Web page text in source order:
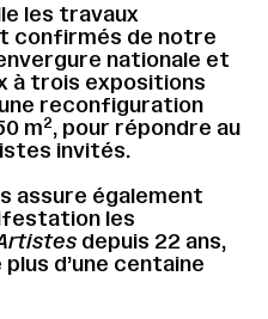
les travaux
confirmés de notre
nationale et
à trois expositions
reconfiguration
m2, pour répondre au
invités.
assure également
les
depuis 22 ans,
d’une centaine